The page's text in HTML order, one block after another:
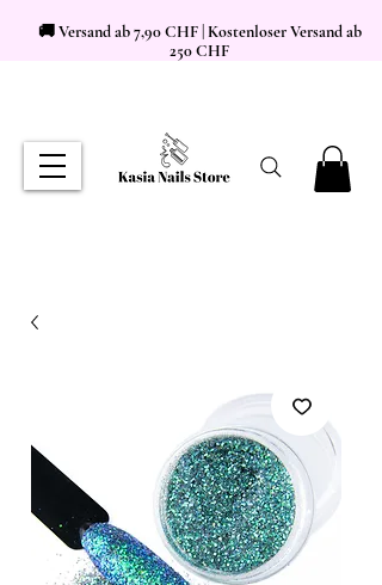
🚚 Versand ab 7,90 CHF | Kostenloser Versand ab
250 CHF